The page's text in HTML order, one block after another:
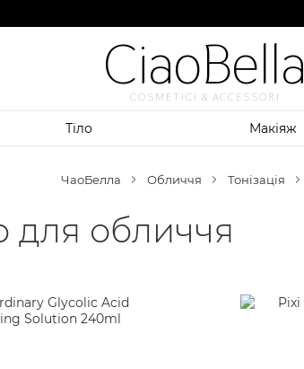
CiaoBella
COSMETICI & ACCESSORI
Тіло Макіяж
ЧаоБелла Обличчя Тонізація
для обличчя